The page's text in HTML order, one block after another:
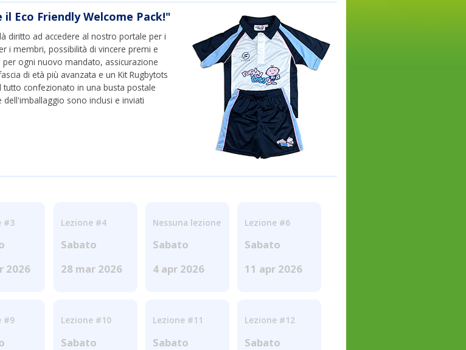
Eco Friendly Welcome Pack!"
diritto ad accedere al nostro portale per i
i membri, possibilità di vincere premi e
ogni nuovo mandato, assicurazione
di età più avanzata e un Kit Rugbytots
tutto confezionato in una busta postale
sono inclusi e inviati
#3
2026
Lezione #4
Sabato
28 mar 2026
Nessuna lezione
Sabato
4 apr 2026
Lezione #6
Sabato
11 apr 2026
#9 Lezione #10
Sabato
Lezione #11
Sabato
Lezione #12
Sabato